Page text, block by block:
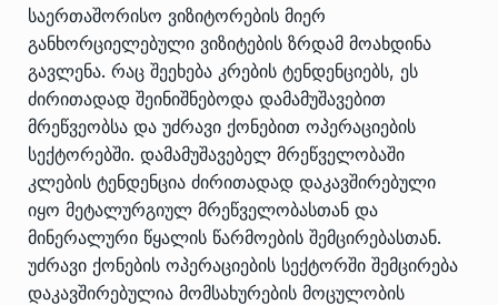
საერთაშორისო ვიზიტორების მიერ
განხორციელებული ვიზიტების ზრდამ მოახდინა
გავლენა. რაც შეეხება კრების ტენდენციებს, ეს
ძირითადად შეინიშნებოდა დამამუშავებით
მრეწვეობსა და უძრავი ქონებით ოპერაციების
სექტორებში. დამამუშავებელ მრეწველობაში
კლების ტენდენცია ძირითადად დაკავშირებული
იყო მეტალურგიულ მრეწველობასთან და
მინერალური წყალის წარმოების შემცირებასთან.
უძრავი ქონების ოპერაციების სექტორში შემცირება
დაკავშირებულია მომსახურების მოცულობის